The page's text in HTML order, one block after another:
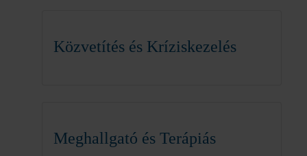
Közvetítés és Kríziskezelés
Meghallgató és Terápiás